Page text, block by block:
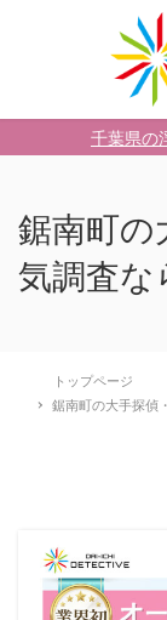
千葉県の
鋸南町の
気調査な
トップページ
鋸南町の大手探偵